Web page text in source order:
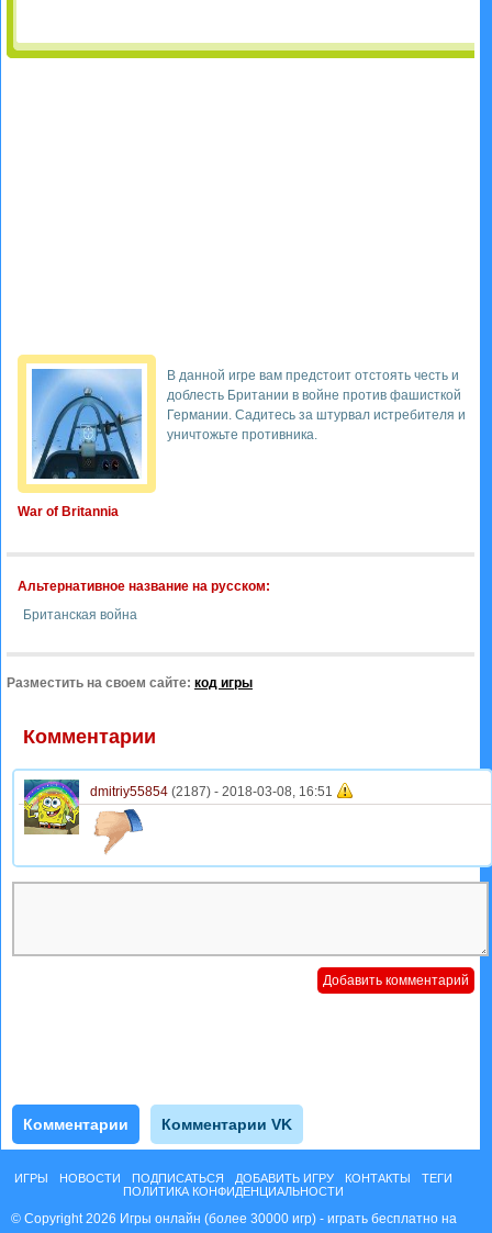
War of Britannia
В данной игре вам предстоит отстоять честь и
доблесть Британии в войне против фашисткой
Германии. Садитесь за штурвал истребителя и
уничтожьте противника.
Альтернативное название на русском:
Британская война
Разместить на своем сайте: код игры
Комментарии
dmitriy55854 (2187) - 2018-03-08, 16:51
Комментарии Комментарии VK
ИГРЫ НОВОСТИ ПОДПИСАТЬСЯ ДОБАВИТЬ ИГРУ КОНТАКТЫ
ТЕГИ
ПОЛИТИКА КОНФИДЕНЦИАЛЬНОСТИ
© Copyright 2026 Игры онлайн (более 30000 игр) - играть бесплатно на